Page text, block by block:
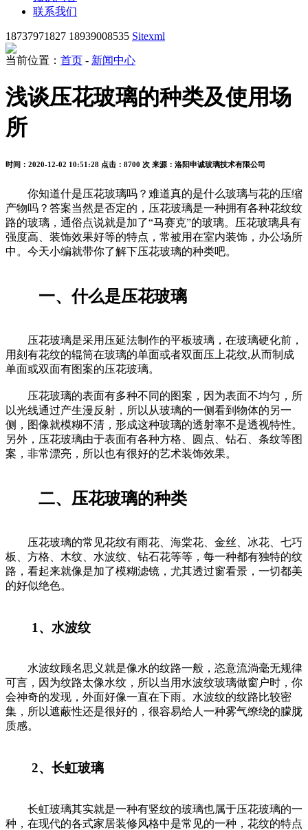
联系我们
18737971827 18939008535 Sitexml
当前位置： 首页 - 新闻中心
浅谈压花玻璃的种类及使用场
所
时间：2020-12-02 10:51:28 点击：8700 次 来源：洛阳申诚玻璃技术有限公司
你知道什是压花玻璃吗？难道真的是什么玻璃与花的压缩
产物吗？答案当然是否定的，压花玻璃是一种拥有各种花纹纹
路的玻璃，通俗点说就是加了“马赛克”的玻璃。压花玻璃具有
强度高、装饰效果好等的特点，常被用在室内装饰，办公场所
中。今天小编就带你了解下压花玻璃的种类吧。
一、什么是压花玻璃
压花玻璃是采用压延法制作的平板玻璃，在玻璃硬化前，
用刻有花纹的辊筒在玻璃的单面或者双面压上花纹,从而制成
单面或双面有图案的压花玻璃。
压花玻璃的表面有多种不同的图案，因为表面不均匀，所
以光线通过产生漫反射，所以从玻璃的一侧看到物体的另一
侧，图像就模糊不清，形成这种玻璃的透射率不是透视特性。
另外，压花玻璃由于表面有各种方格、圆点、钻石、条纹等图
案，非常漂亮，所以也有很好的艺术装饰效果。
二、压花玻璃的种类
压花玻璃的常见花纹有雨花、海棠花、金丝、冰花、七巧
板、方格、木纹、水波纹、钻石花等等，每一种都有独特的纹
路，看起来就像是加了模糊滤镜，尤其透过窗看景，一切都美
的好似绝色。
1、水波纹
水波纹顾名思义就是像水的纹路一般，恣意流淌毫无规律
可言，因为纹路太像水纹，所以当用水波纹玻璃做窗户时，你
会神奇的发现，外面好像一直在下雨。水波纹的纹路比较密
集，所以遮蔽性还是很好的，很容易给人一种雾气缭绕的朦胧
质感。
2、长虹玻璃
长虹玻璃其实就是一种有竖纹的玻璃也属于压花玻璃的一
种，在现代的各式家居装修风格中是常见的一种，花纹的特点